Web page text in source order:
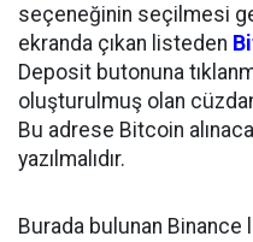
seçeneğinin seçilmesi
ekranda çıkan listeden
Deposit butonuna
oluşturulmuş olan
Bu adrese Bitcoin
yazılmalıdır.
Burada bulunan Binance